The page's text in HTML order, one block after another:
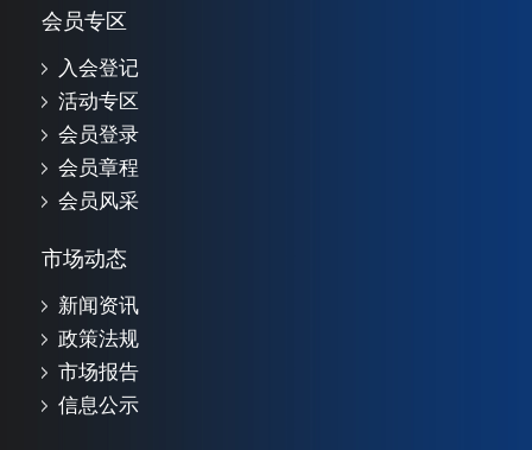
会员专区
入会登记
活动专区
会员登录
会员章程
会员风采
市场动态
新闻资讯
政策法规
市场报告
信息公示